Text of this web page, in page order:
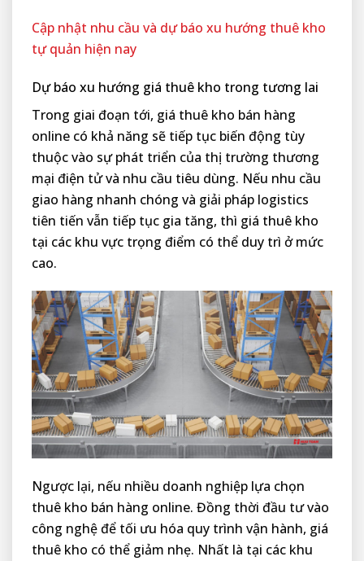
Cập nhật nhu cầu và dự báo xu hướng thuê kho
tự quản hiện nay
Dự báo xu hướng giá thuê kho trong tương lai
Trong giai đoạn tới, giá thuê kho bán hàng
online có khả năng sẽ tiếp tục biến động tùy
thuộc vào sự phát triển của thị trường thương
mại điện tử và nhu cầu tiêu dùng. Nếu nhu cầu
giao hàng nhanh chóng và giải pháp logistics
tiên tiến vẫn tiếp tục gia tăng, thì giá thuê kho
tại các khu vực trọng điểm có thể duy trì ở mức
cao.
Ngược lại, nếu nhiều doanh nghiệp lựa chọn
thuê kho bán hàng online. Đồng thời đầu tư vào
công nghệ để tối ưu hóa quy trình vận hành, giá
thuê kho có thể giảm nhẹ. Nhất là tại các khu